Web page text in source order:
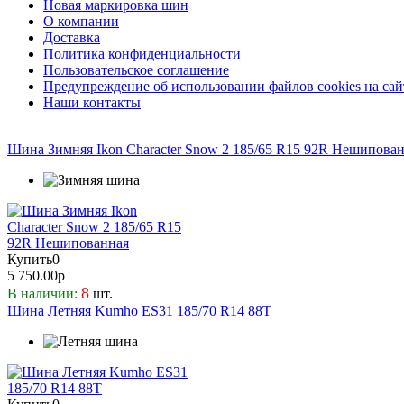
Gislaved
Goodride
Gripmax
Hankook
Headway
Ikon
Kapsen
Kingnate
Kumho
Landsail
Landspider
Lassa
Laufenn
Ling Long
Marshal
Massimo
Новая маркировка шин
О компании
Доставка
Политика конфиденциальности
Пользовательское соглашение
Предупреждение об использовании файлов cookies на
Наши контакты
Шина Зимняя Ikon Character Snow 2 185/65 R15 92R
Купить0
5 750.00р
В наличии: 8 шт.
Шина Летняя Kumho ES31 185/70 R14 88T